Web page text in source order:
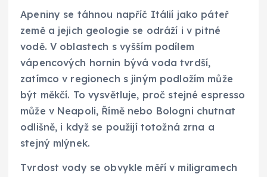
Apeniny se táhnou napříč Itálií jako páteř
země a jejich geologie se odráží i v pitné
vodě. V oblastech s vyšším podílem
vápencových hornin bývá voda tvrdší,
zatímco v regionech s jiným podložím může
být měkčí. To vysvětluje, proč stejné espresso
může v Neapoli, Římě nebo Bologni chutnat
odlišně, i když se použijí totožná zrna a
stejný mlýnek.
Tvrdost vody se obvykle měří v miligramech